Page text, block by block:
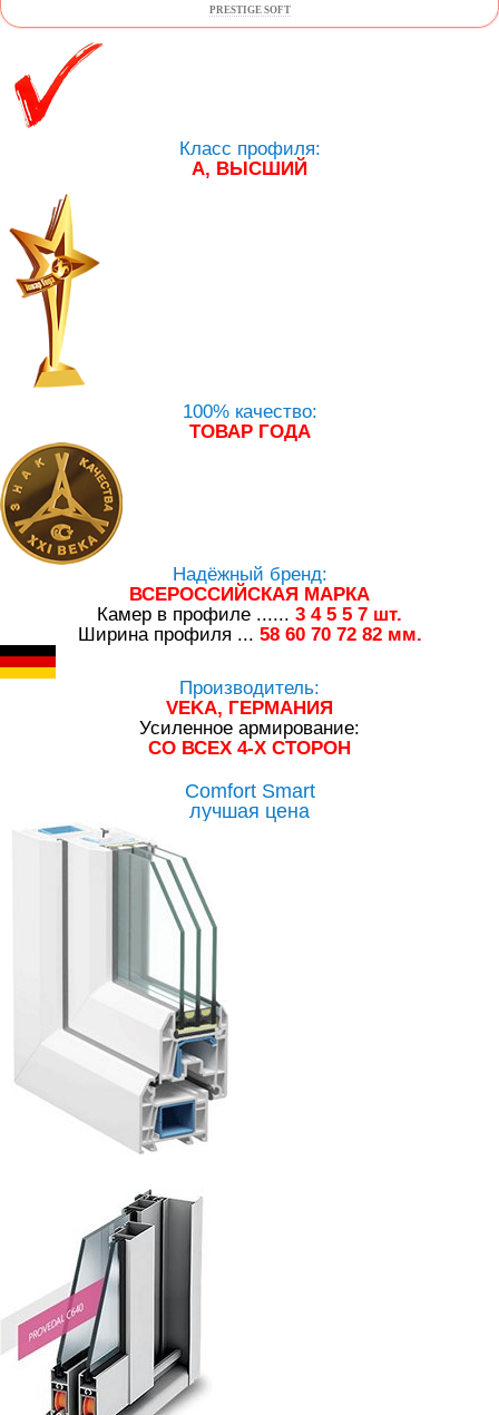
PRESTIGE SOFT
Класс профиля:
А, ВЫСШИЙ
100% качество:
ТОВАР ГОДА
Надёжный бренд:
ВСЕРОССИЙСКАЯ МАРКА
Камер в профиле ...... 3 4 5 5 7 шт.
Ширина профиля ... 58 60 70 72 82мм.
Производитель:
VEKA, ГЕРМАНИЯ
Усиленное армирование:
СО ВСЕХ 4-Х СТОРОН
Comfort Smart
лучшая цена